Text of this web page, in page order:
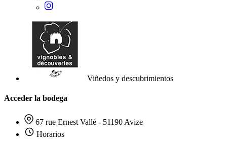
Viñedos y descubrimientos
Acceder la bodega
67 rue Ernest Vallé - 51190 Avize
Horarios